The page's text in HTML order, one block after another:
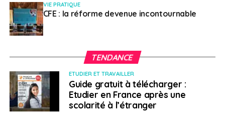
VIE PRATIQUE
CFE : la réforme devenue incontournable
TENDANCE
ETUDIER ET TRAVAILLER
Guide gratuit à télécharger :
Etudier en France après une
scolarité à l’étranger